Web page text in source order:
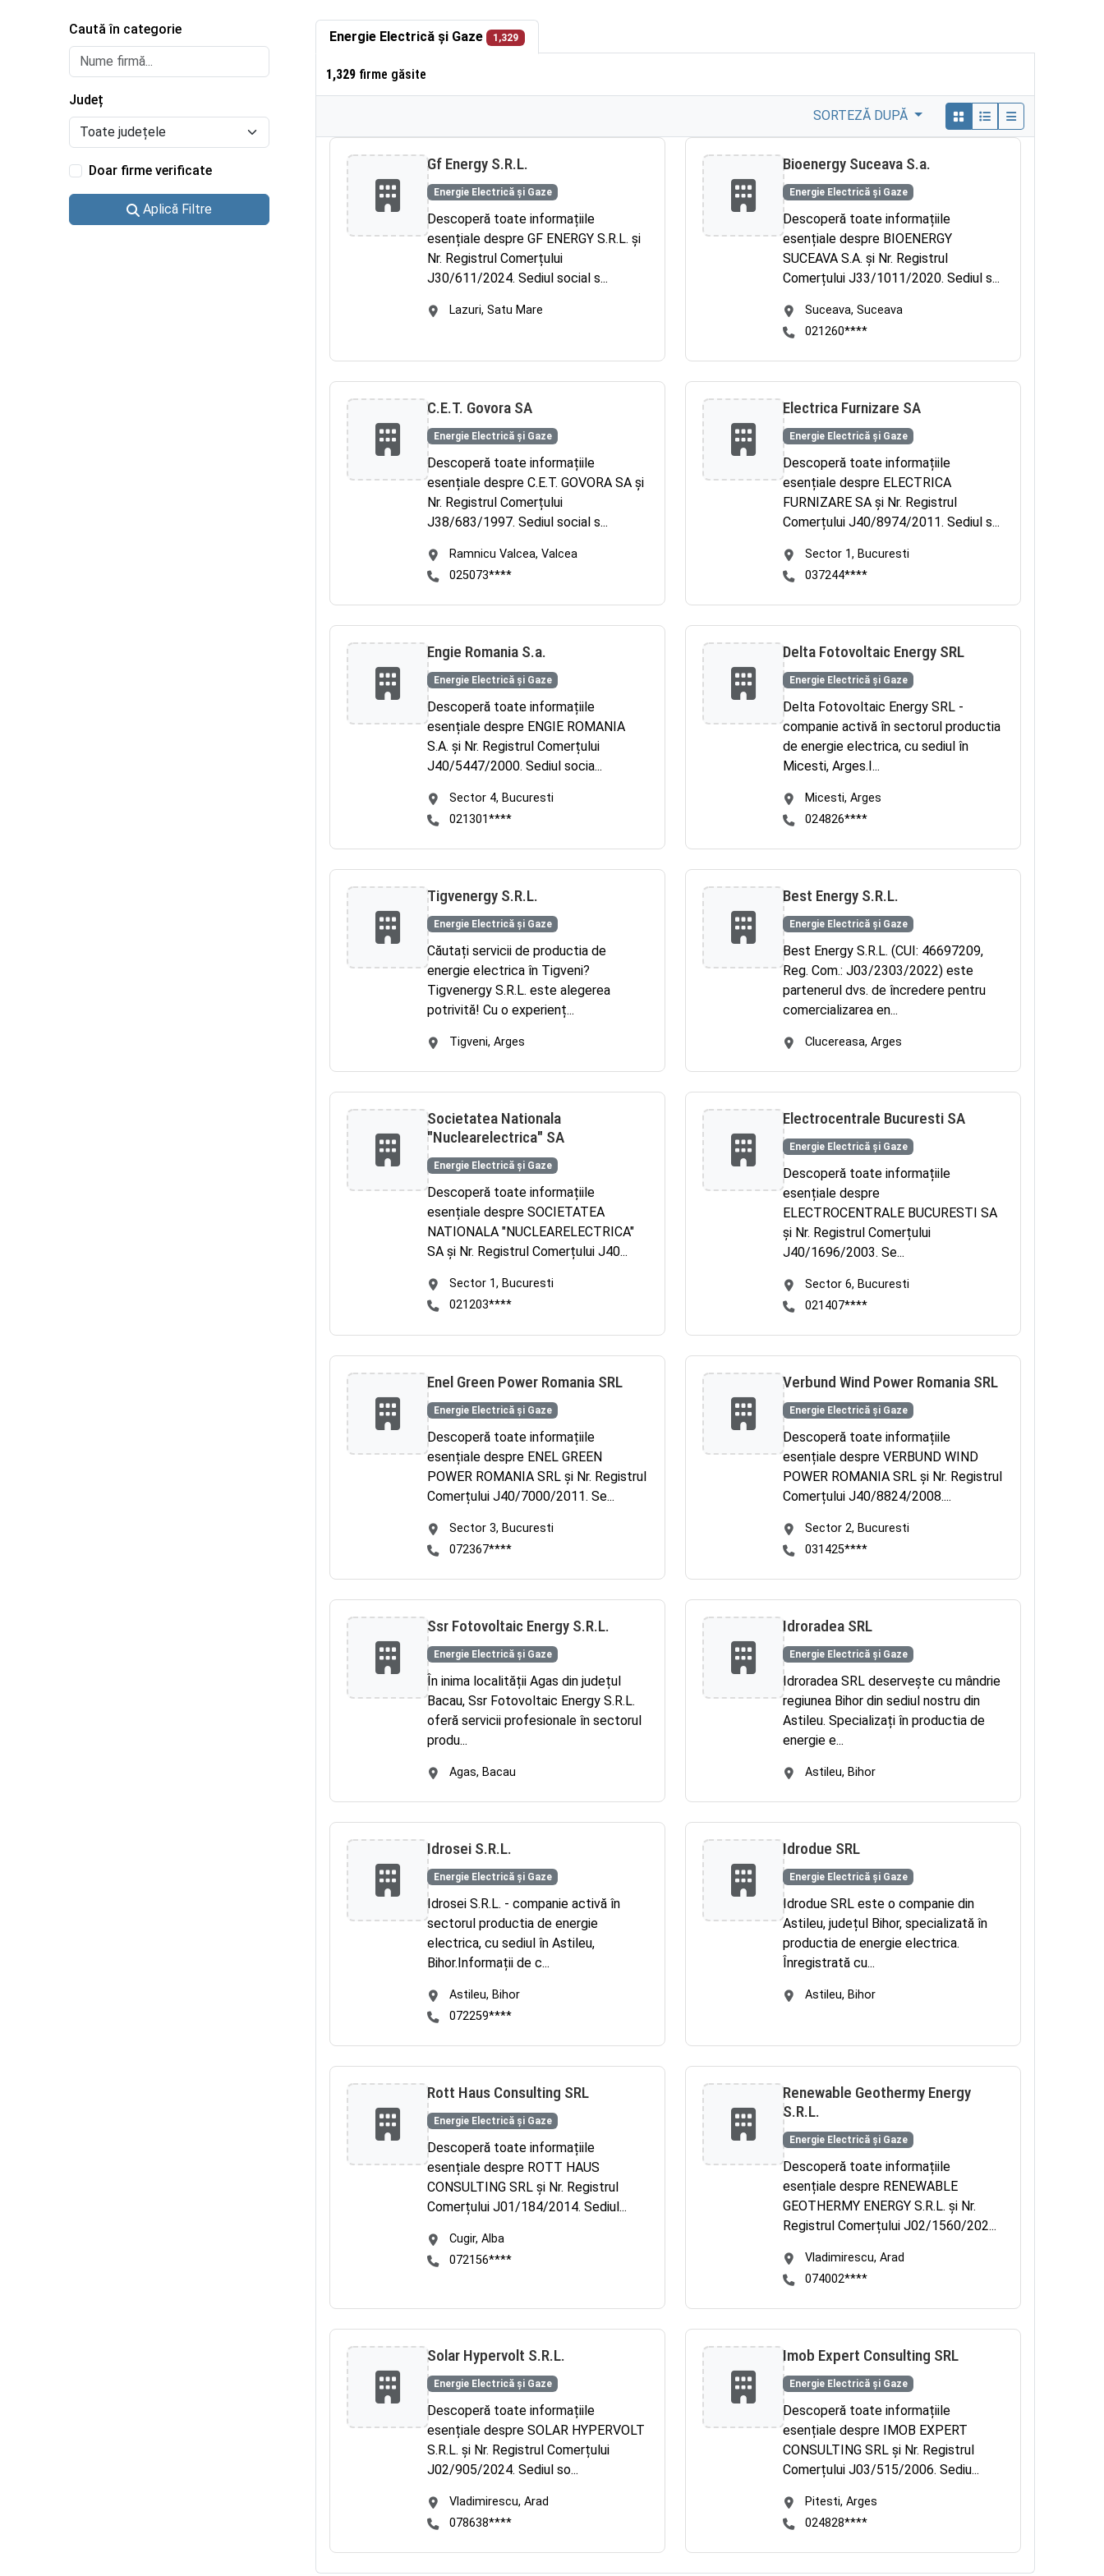
Caută în categorie
Județ
Doar firme verificate
Aplică Filtre
Energie Electrică și Gaze 1,329
1,329 firme găsite
SORTEZĂ DUPĂ
Gf Energy S.R.L.
Energie Electrică și Gaze
Descoperă toate informațiile
esențiale despre GF ENERGY S.R.L. și
Nr. Registrul Comerțului
J30/611/2024. Sediul social s...
Lazuri, Satu Mare
Bioenergy Suceava S.a.
Energie Electrică și Gaze
Descoperă toate informațiile
esențiale despre BIOENERGY
SUCEAVA S.A. și Nr. Registrul
Comerțului J33/1011/2020. Sediul s...
Suceava, Suceava
021260****
C.E.T. Govora SA
Energie Electrică și Gaze
Descoperă toate informațiile
esențiale despre C.E.T. GOVORA SA și
Nr. Registrul Comerțului
J38/683/1997. Sediul social s...
Ramnicu Valcea, Valcea
025073****
Electrica Furnizare SA
Energie Electrică și Gaze
Descoperă toate informațiile
esențiale despre ELECTRICA
FURNIZARE SA și Nr. Registrul
Comerțului J40/8974/2011. Sediul s...
Sector 1, Bucuresti
037244****
Engie Romania S.a.
Energie Electrică și Gaze
Descoperă toate informațiile
esențiale despre ENGIE ROMANIA
S.A. și Nr. Registrul Comerțului
J40/5447/2000. Sediul socia...
Sector 4, Bucuresti
021301****
Delta Fotovoltaic Energy SRL
Energie Electrică și Gaze
Delta Fotovoltaic Energy SRL -
companie activă în sectorul productia
de energie electrica, cu sediul în
Micesti, Arges.I...
Micesti, Arges
024826****
Tigvenergy S.R.L.
Energie Electrică și Gaze
Căutați servicii de productia de
energie electrica în Tigveni?
Tigvenergy S.R.L. este alegerea
potrivită! Cu o experienț...
Tigveni, Arges
Best Energy S.R.L.
Energie Electrică și Gaze
Best Energy S.R.L. (CUI: 46697209,
Reg. Com.: J03/2303/2022) este
partenerul dvs. de încredere pentru
comercializarea en...
Clucereasa, Arges
Societatea Nationala
"Nuclearelectrica" SA
Energie Electrică și Gaze
Descoperă toate informațiile
esențiale despre SOCIETATEA
NATIONALA "NUCLEARELECTRICA"
SA și Nr. Registrul Comerțului J40...
Sector 1, Bucuresti
021203****
Electrocentrale Bucuresti SA
Energie Electrică și Gaze
Descoperă toate informațiile
esențiale despre
ELECTROCENTRALE BUCURESTI SA
și Nr. Registrul Comerțului
J40/1696/2003. Se...
Sector 6, Bucuresti
021407****
Enel Green Power Romania SRL
Energie Electrică și Gaze
Descoperă toate informațiile
esențiale despre ENEL GREEN
POWER ROMANIA SRL și Nr. Registrul
Comerțului J40/7000/2011. Se...
Sector 3, Bucuresti
072367****
Verbund Wind Power Romania SRL
Energie Electrică și Gaze
Descoperă toate informațiile
esențiale despre VERBUND WIND
POWER ROMANIA SRL și Nr. Registrul
Comerțului J40/8824/2008....
Sector 2, Bucuresti
031425****
Ssr Fotovoltaic Energy S.R.L.
Energie Electrică și Gaze
În inima localității Agas din județul
Bacau, Ssr Fotovoltaic Energy S.R.L.
oferă servicii profesionale în sectorul
produ...
Agas, Bacau
Idroradea SRL
Energie Electrică și Gaze
Idroradea SRL deservește cu mândrie
regiunea Bihor din sediul nostru din
Astileu. Specializați în productia de
energie e...
Astileu, Bihor
Idrosei S.R.L.
Energie Electrică și Gaze
Idrosei S.R.L. - companie activă în
sectorul productia de energie
electrica, cu sediul în Astileu,
Bihor.Informații de c...
Astileu, Bihor
072259****
Idrodue SRL
Energie Electrică și Gaze
Idrodue SRL este o companie din
Astileu, județul Bihor, specializată în
productia de energie electrica.
Înregistrată cu...
Astileu, Bihor
Rott Haus Consulting SRL
Energie Electrică și Gaze
Descoperă toate informațiile
esențiale despre ROTT HAUS
CONSULTING SRL și Nr. Registrul
Comerțului J01/184/2014. Sediul...
Cugir, Alba
072156****
Renewable Geothermy Energy
S.R.L.
Energie Electrică și Gaze
Descoperă toate informațiile
esențiale despre RENEWABLE
GEOTHERMY ENERGY S.R.L. și Nr.
Registrul Comerțului J02/1560/202...
Vladimirescu, Arad
074002****
Solar Hypervolt S.R.L.
Energie Electrică și Gaze
Descoperă toate informațiile
esențiale despre SOLAR HYPERVOLT
S.R.L. și Nr. Registrul Comerțului
J02/905/2024. Sediul so...
Vladimirescu, Arad
078638****
Imob Expert Consulting SRL
Energie Electrică și Gaze
Descoperă toate informațiile
esențiale despre IMOB EXPERT
CONSULTING SRL și Nr. Registrul
Comerțului J03/515/2006. Sediu...
Pitesti, Arges
024828****